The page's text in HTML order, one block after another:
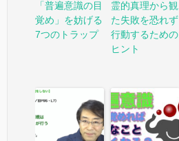
「普遍意識の目
覚め」を妨げる
7つのトラップ
霊的真理から観
た失敗を恐れず
行動するための
ヒント